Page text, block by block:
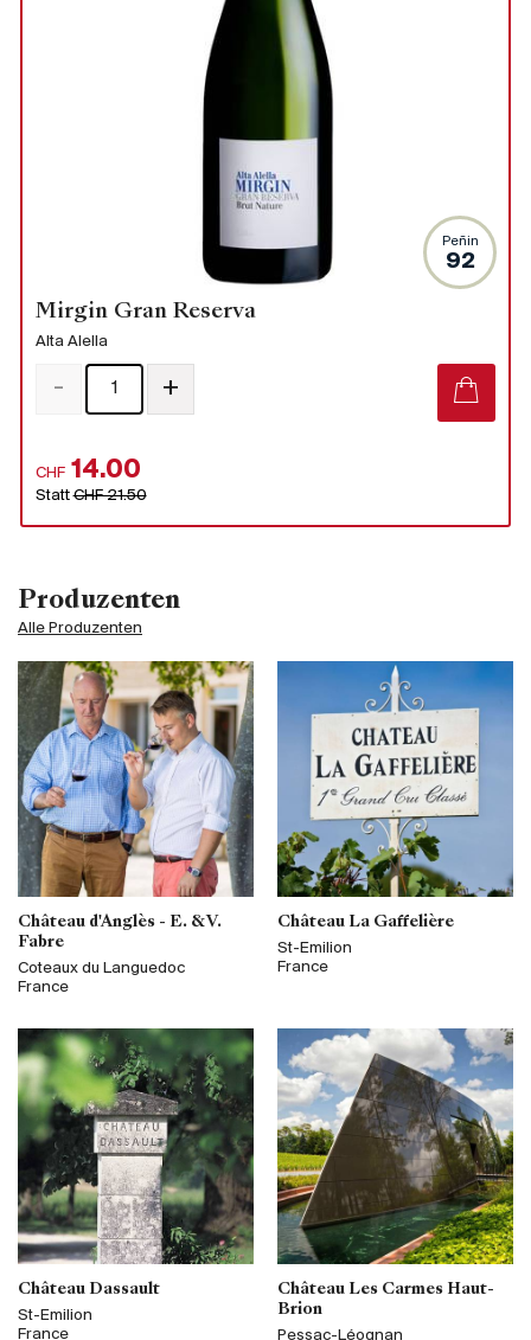
Produzenten
Alle Produzenten
Château d'Anglès - E. & V.
Fabre
Coteaux du Languedoc
France
Château La Gaffelière
St-Emilion
France
Château Dassault
St-Emilion
France
Château Les Carmes Haut-
Brion
Pessac-Léognan
Peñin
92
Mirgin Gran Reserva
Alta Alella
CHF 14.00
StattCHF 21.50
- +